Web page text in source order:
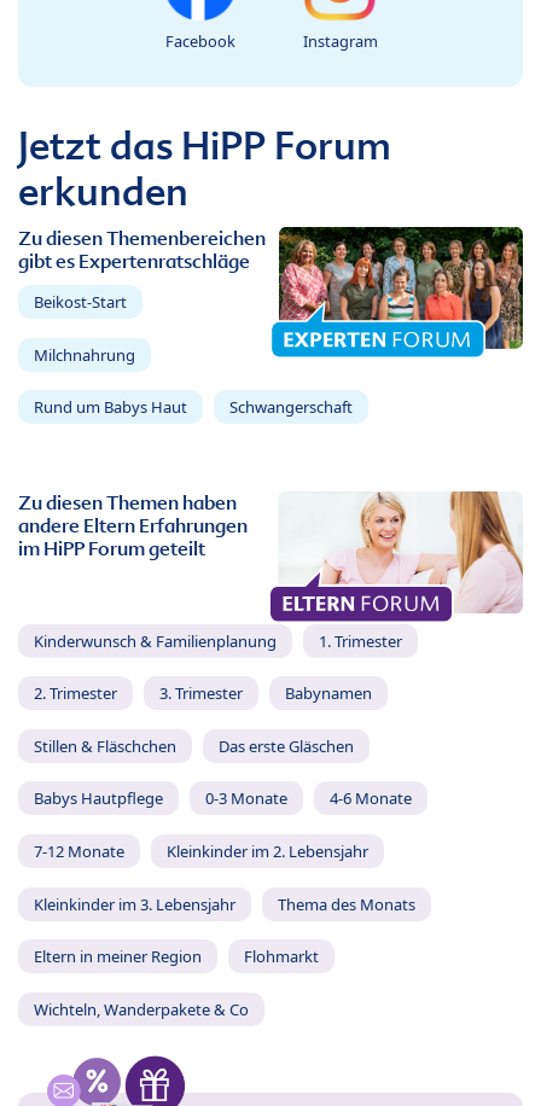
Facebook Instagram
Jetzt das HiPP Forum
erkunden
Zu diesen Themenbereichen
gibt es Expertenratschläge
Beikost-Start
Milchnahrung
Rund um Babys Haut Schwangerschaft
Zu diesen Themen haben
andere Eltern Erfahrungen
im HiPP Forum geteilt
Kinderwunsch & Familienplanung 1. Trimester
2. Trimester 3. Trimester Babynamen
Stillen & Fläschchen Das erste Gläschen
Babys Hautpflege 0-3 Monate 4-6 Monate
7-12 Monate Kleinkinder im 2. Lebensjahr
Kleinkinder im 3. Lebensjahr Thema des Monats
Eltern in meiner Region Flohmarkt
Wichteln, Wanderpakete & Co